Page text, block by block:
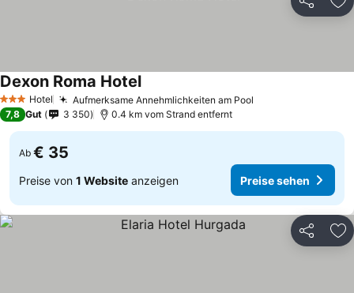
Teilen
3 SterneHotel Aufmerksame Annehmlichkeiten am Pool
Dexon Roma Hotel
7,8 Gut 3 350 0.4 km vom Strand entfernt
Ab € 35
Preise von 1 Website anzeigen Preise sehen
Teilen